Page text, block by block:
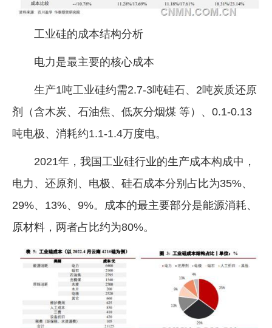
工业硅的成本结构分析
电力是最主要的核心成本
生产1吨工业硅约需2.7-3吨硅石、2吨炭质还原
剂（含木炭、石油焦、低灰分烟煤 等）、0.1-0.13
吨电极、消耗约1.1-1.4万度电。
2021年，我国工业硅行业的生产成本构成中，
电力、还原剂、电极、硅石成本分别占比为35%、
29%、13%、9%。成本的最主要部分是能源消耗、
原材料，两者占比约为80%。